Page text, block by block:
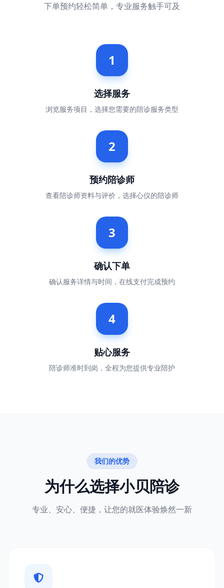
下单预约轻松简单，专业服务触手可及
1
选择服务
浏览服务项目，选择您需要的陪诊服务类型
2
预约陪诊师
查看陪诊师资料与评价，选择心仪的陪诊师
3
确认下单
确认服务详情与时间，在线支付完成预约
4
贴心服务
陪诊师准时到岗，全程为您提供专业陪护
我们的优势
为什么选择小贝陪诊
专业、安心、便捷，让您的就医体验焕然一新